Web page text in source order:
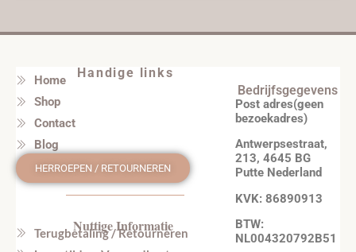
Handige links
Home
Shop
Contact
Blog
HERROEPEN / RETOURNEREN
Nuttige Informatie
Terugbetaling / Retourneren
Bedrijfsgegevens
Post adres(geen
bezoekadres)
Antwerpsestraat,
213, 4645 BG
Putte Nederland
KVK: 86890913
BTW:
NL004320792B51